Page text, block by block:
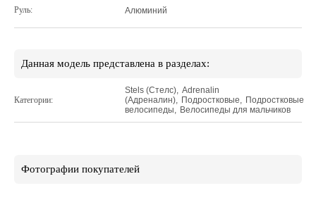
Руль: Алюминий
Данная модель представлена в разделах:
Категории:
Stels (Стелс), Adrenalin
(Адреналин), Подростковые, Подростковые
велосипеды, Велосипеды для мальчиков
Фотографии покупателей